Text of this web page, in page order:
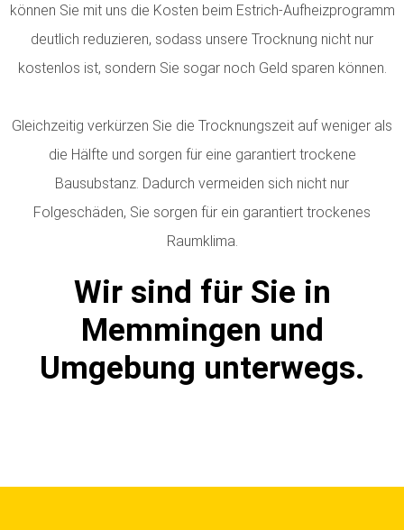
können Sie mit uns die Kosten beim Estrich-Aufheizprogramm
deutlich reduzieren, sodass unsere Trocknung nicht nur
kostenlos ist, sondern Sie sogar noch Geld sparen können.
Gleichzeitig verkürzen Sie die Trocknungszeit auf weniger als
die Hälfte und sorgen für eine garantiert trockene
Bausubstanz. Dadurch vermeiden sich nicht nur
Folgeschäden, Sie sorgen für ein garantiert trockenes
Raumklima.
Wir sind für Sie in
Memmingen und
Umgebung unterwegs.